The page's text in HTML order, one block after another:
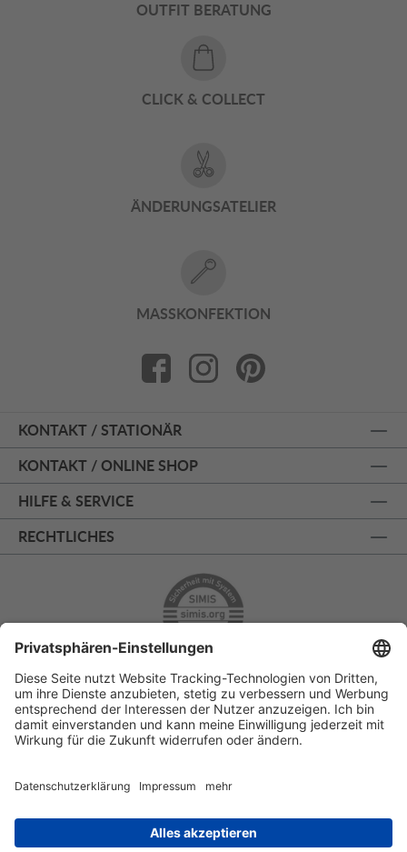
OUTFIT BERATUNG
CLICK & COLLECT
ÄNDERUNGSATELIER
MASSKONFEKTION
KONTAKT / STATIONÄR
KONTAKT / ONLINE SHOP
HILFE & SERVICE
RECHTLICHES
ÜBER 125 JAHRE AM PRINZIPALMARKT
PERSÖNLICHE BERATUNG
KOSTENLOSER RÜCKVERSAND